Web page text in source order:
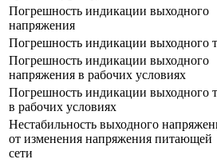
Погрешность индикации выходного
напряжения
Погрешность индикации выходного
Погрешность индикации выходного
напряжения в рабочих условиях
Погрешность индикации выходного
в рабочих условиях
Нестабильность выходного
от изменения напряжения питающей
сети